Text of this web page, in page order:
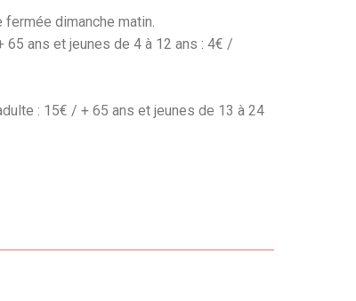
dimanche matin.
65 ans et jeunes de 4 à 12 ans : 4€ /
: 15€ / + 65 ans et jeunes de 13 à 24